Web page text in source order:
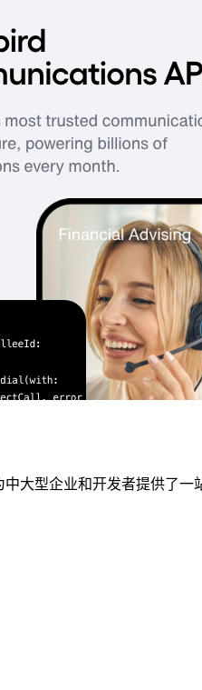
大型企业和开发者提供了一